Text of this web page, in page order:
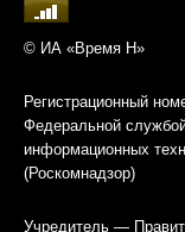
© ИА «Время Н»
Регистрационный
Федеральной
информационных
(Роскомнадзор)
Учредитель —